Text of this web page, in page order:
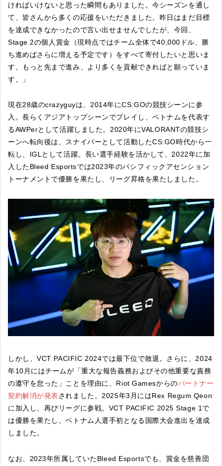
ければいけないと思った瞬間もありました。今シーズンを通し
て、皆さんから多くの応援をいただきました。昨日はまだ目標
を達成できなかったので言い出せませんでしたが、今回、
Stage 2の個人賞金（現時点ではチーム全体で40,000ドル、勝
ち進めばさらに増える予定です）をすべて寄付したいと思いま
す。もっと先まで進み、より多くを貢献できればと願っていま
す。」
現在28歳のcrazyguyは、2014年にCS:GOの競技シーンに参
入。長らくアジアトップシーンでプレイし、ベトナムを代表す
るAWPerとして活躍しました。2020年にVALORANTの競技シ
ーンへ転向後は、スナイパーとして活動したCS:GO時代から一
転し、IGLとして活躍。長い選手経験を活かして、2022年に加
入したBleed Esportsでは2023年のパシフィックアセンション
トーナメントで優勝を果たし、リーグ昇格を果たしました。
しかし、VCT PACIFIC 2024では最下位で敗退。さらに、2024
年10月にはチームが「重大な報告義務およびその他重要な責務
の遵守を怠った」ことを理由に、Riot Gamesからのパートナー
契約解消が発表されました。2025年3月にはRex Regum Qeon
に加入し、再びリーグに参戦。VCT PACIFIC 2025 Stage 1で
は優勝を果たし、ベトナム人選手初となる国際大会進出を達成
しました。
なお、2023年所属していたBleed Esportsでも、賞金を慈善団